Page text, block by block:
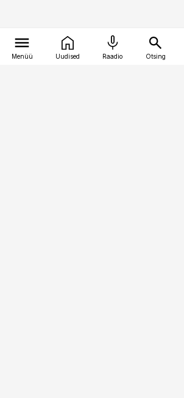
Menüü Uudised Raadio Otsing